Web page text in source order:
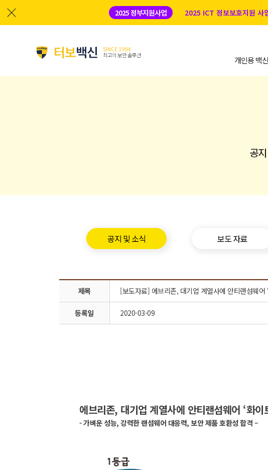
2025 정부지원사업 2025 ICT 정보보호지원 사
터보백신
SINCE 1994
최고의 보안 솔루션
개인용 백신
공
공지 및 소식 보도 자료
제목 [보도자료] 에브리존, 대기업 계열사에 안티랜섬웨어
등록일 2020-03-09
에브리존, 대기업 계열사에 안티랜섬웨어 ‘화이
- 가벼운 성능, 강력한 랜섬웨어 대응력, 보안 제품 호환성 합격 –